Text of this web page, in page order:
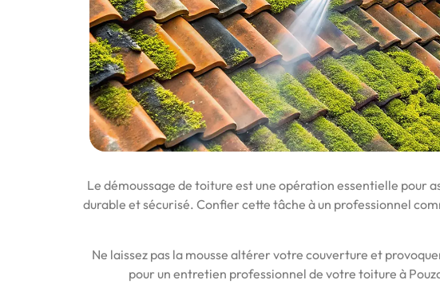
Le démoussage de toiture est une opération essentielle pour
durable et sécurisé. Confier cette tâche à un professionnel
Ne laissez pas la mousse altérer votre couverture et
pour un entretien professionnel de votre toiture à